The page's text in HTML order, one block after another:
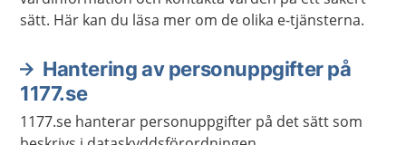
sätt. Här kan du läsa mer om de olika e-tjänsterna.
Hantering av personuppgifter på
1177.se
1177.se hanterar personuppgifter på det sätt som